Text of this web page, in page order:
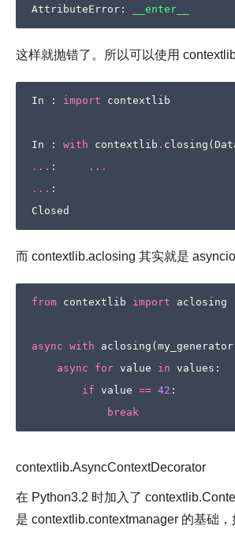
AttributeError : __enter__
这样就抛错了。所以可以使用
In : import contextlib
In : with contextlib . closing (
... :
...
... :
Closed
而 contextlib.aclosing 其实就是
from contextlib import aclosing
async with aclosing ( my_generator
async
for value in values :
if value == 42 :
break
contextlib.AsyncContextDecorator
在 Python3.2 时加入了
是 contextlib.contextmanager 的基础